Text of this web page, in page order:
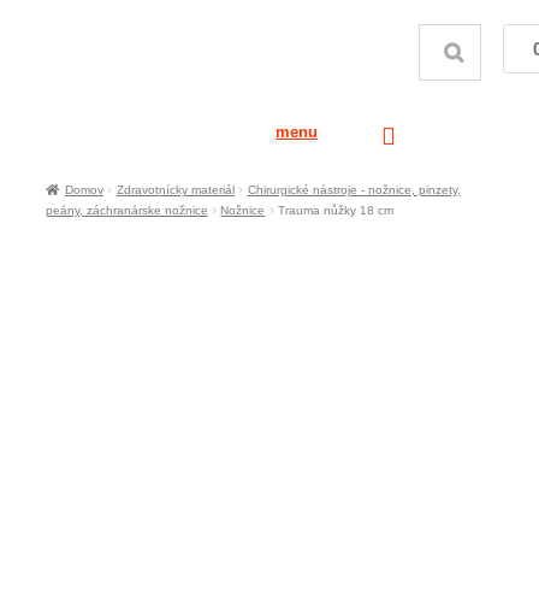
menu
Domov Zdravotnícky materiál
Chirurgické nástroje - nožnice, pinzety,
peány, záchranárske nožnice
Nožnice Trauma nůžky 18 cm